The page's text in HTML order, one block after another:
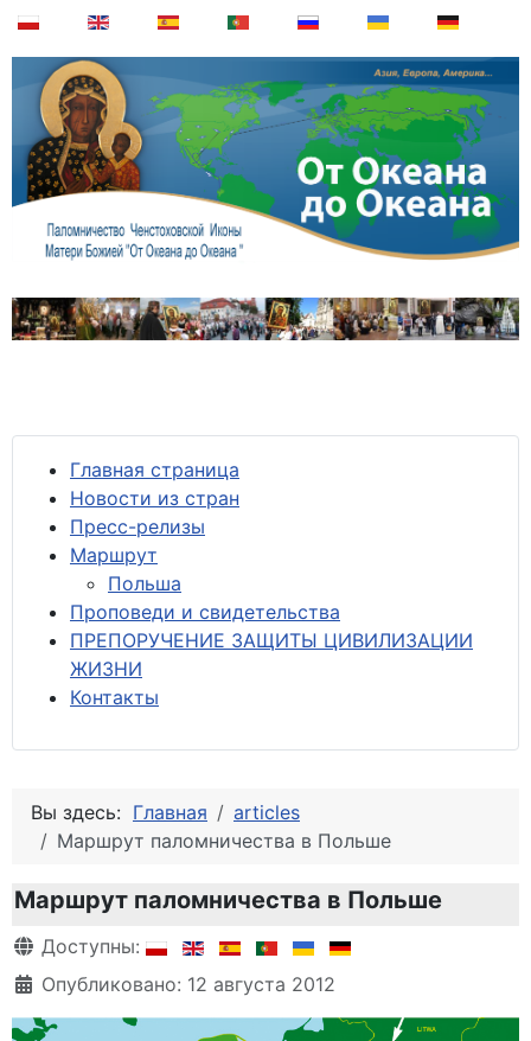
Главная страница
Новости из стран
Пресс-релизы
Маршрут
Польша
Проповеди и свидетельства
ПРЕПОРУЧЕНИЕ ЗАЩИТЫ ЦИВИЛИЗАЦИИ
ЖИЗНИ
Контакты
Вы здесь: Главная
articles
Маршрут паломничества в Польше
Маршрут паломничества в Польше
Информация о материале
Доступны:
Опубликовано: 12 августа 2012